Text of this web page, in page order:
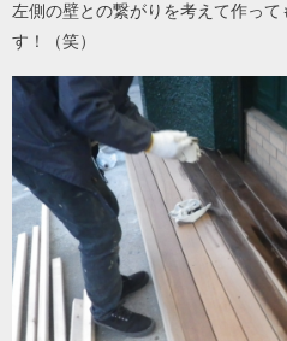
左側の壁との繋がりを考えて作っ
す！（笑）